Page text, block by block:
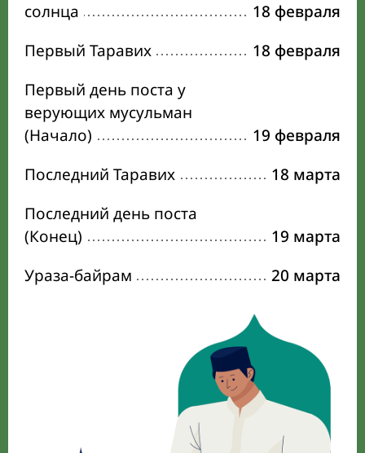
солнца
18 февраля
Первый Таравих
18 февраля
Первый день поста у
верующих мусульман
(Начало)
19 февраля
Последний Таравих
18 марта
Последний день поста
(Конец)
19 марта
Ураза-байрам
20 марта